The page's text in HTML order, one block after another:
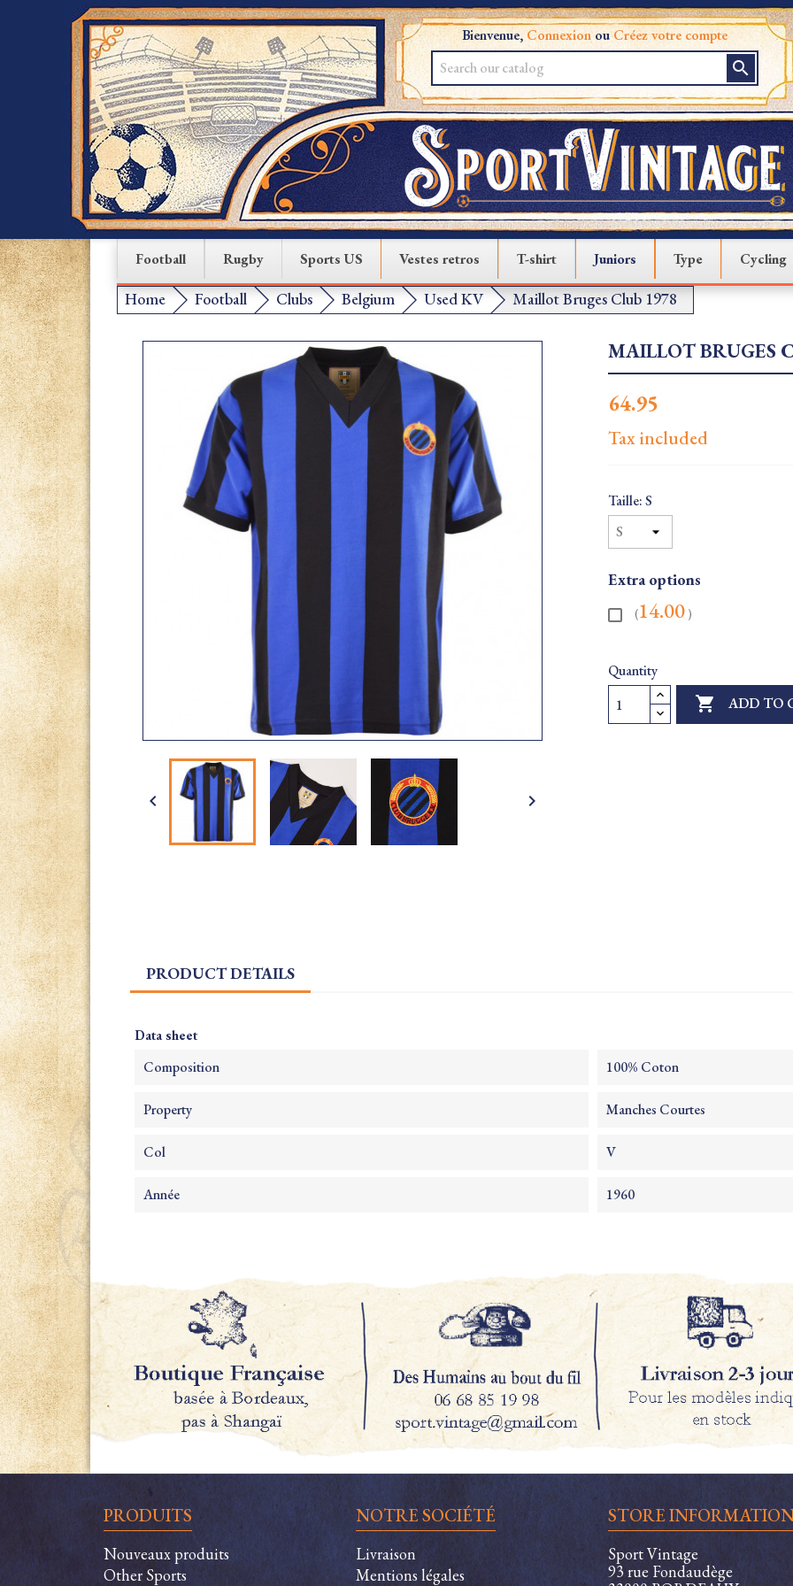
Bienvenue, ConnexionouCréez votre compte
search
Football Rugby Sports US Vestes retros T-shirt Juniors Type Cycling
Home Football Clubs Belgium Used KV Maillot Bruges Club 1978
 
MAILLOT BRUGES
64.95
Tax included
Taille: S
Extra options
(14.00 )
Quantity
 ADD TO
PRODUCT DETAILS
Data sheet
Composition 100% Coton
Property Manches Courtes
Col V
Année 1960
PRODUITS
Nouveaux produits
Other Sports
NOTRE SOCIÉTÉ
Livraison
Mentions légales
STORE
Sport Vintage
93 rue Fondaudège